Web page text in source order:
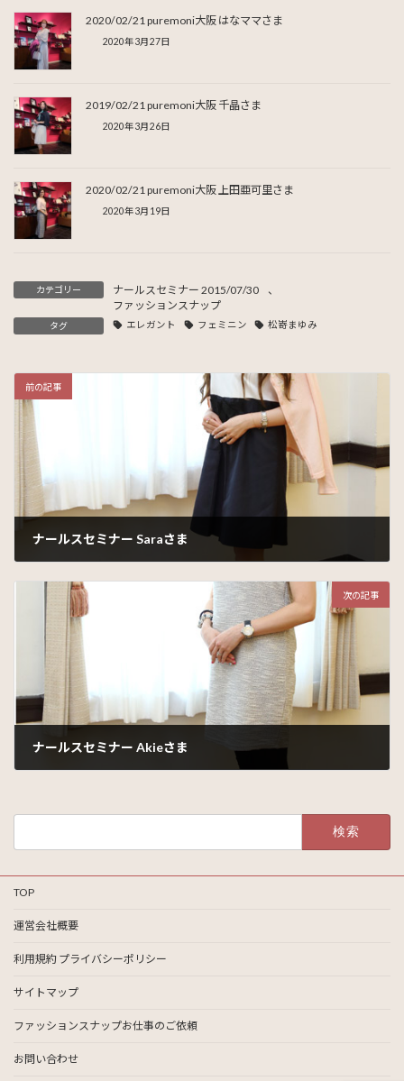
2020/02/21 puremoni大阪 はなママさま
2020年3月27日
2019/02/21 puremoni大阪 千晶さま
2020年3月26日
2020/02/21 puremoni大阪 上田亜可里さま
2020年3月19日
カテゴリー ナールスセミナー 2015/07/30
、
ファッションスナップ
タグ エレガント フェミニン 松嵜まゆみ
前の記事
ナールスセミナー Saraさま
次の記事
ナールスセミナー Akieさま
TOP
運営会社概要
利用規約 プライバシーポリシー
サイトマップ
ファッションスナップお仕事のご依頼
お問い合わせ